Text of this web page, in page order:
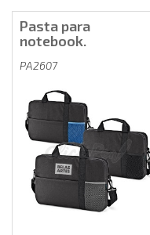
Pasta para
notebook.
PA2607